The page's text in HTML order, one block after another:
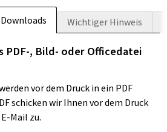
Wichtiger Hinweis
PDF-, Bild- oder Officedatei
vor dem Druck in ein PDF
schicken wir Ihnen vor dem Druck
Mail zu.